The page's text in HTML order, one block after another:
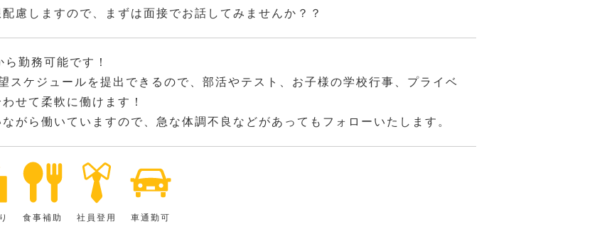
慮しますので、まずは面接でお話してみませんか？？
勤務可能です！
スケジュールを提出できるので、部活やテスト、お子様の学校行事、プライベ
せて柔軟に働けます！
がら働いていますので、急な体調不良などがあってもフォローいたします。
食事補助 社員登用 車通勤可